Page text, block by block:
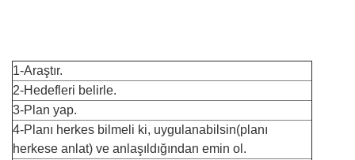
1-Araştır.
2-Hedefleri belirle.
3-Plan yap.
4-Planı herkes bilmeli ki, uygulanabilsin(planı
herkese anlat) ve anlaşıldığından emin ol.